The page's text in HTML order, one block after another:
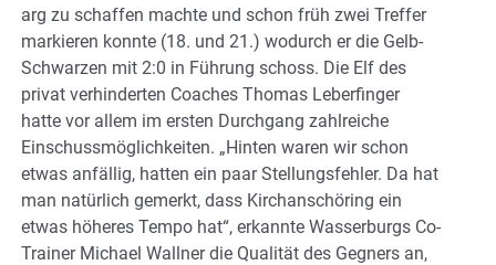
arg zu schaffen machte und schon früh zwei Treffer
markieren konnte (18. und 21.) wodurch er die Gelb-
Schwarzen mit 2:0 in Führung schoss. Die Elf des
privat verhinderten Coaches Thomas Leberfinger
hatte vor allem im ersten Durchgang zahlreiche
Einschussmöglichkeiten. „Hinten waren wir schon
etwas anfällig, hatten ein paar Stellungsfehler. Da hat
man natürlich gemerkt, dass Kirchanschöring ein
etwas höheres Tempo hat“, erkannte Wasserburgs Co-
Trainer Michael Wallner die Qualität des Gegners an,